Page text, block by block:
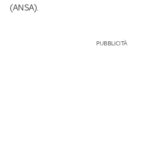
(ANSA).
PUBBLICITÀ